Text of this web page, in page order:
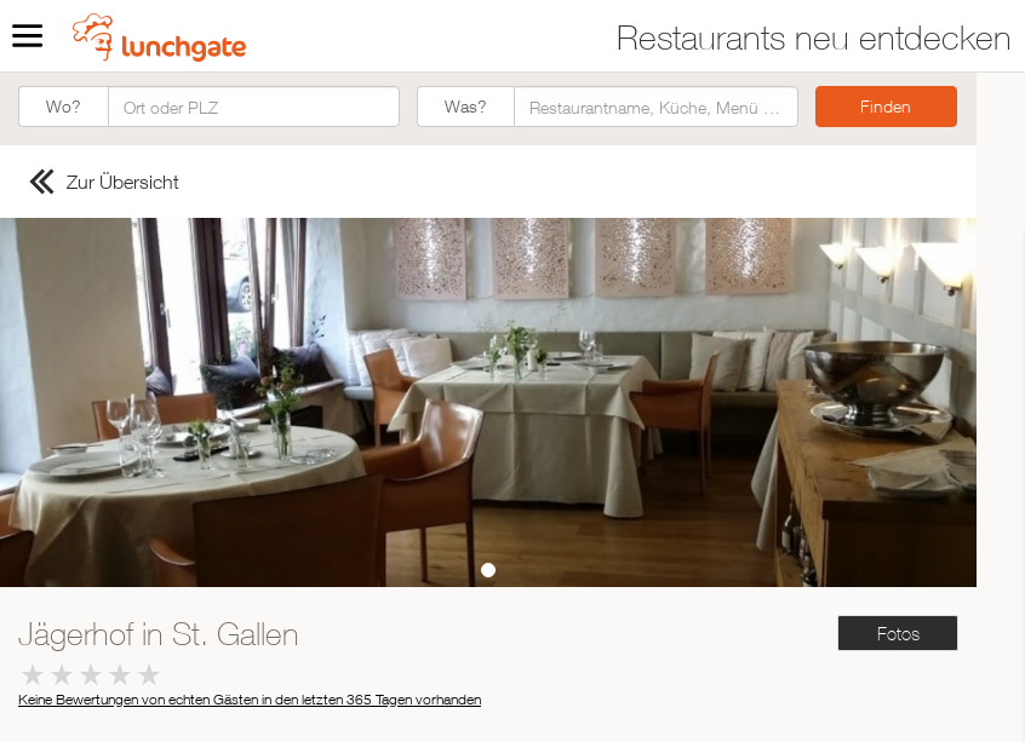
Restaurants neu entdecken
ZUR STARTSEITE ZUR RESTAURANTSUCHE
Asiatisch
Italienisch
Französisch
Traditionell
Vegetarisch
Mexikanisch
Spanisch
Wo? Was?Was?
Zur Übersicht
Fotos
Jägerhof in St. Gallen
Keine Bewertungen von echten Gästen in den letzten 365 Tagen vorhanden